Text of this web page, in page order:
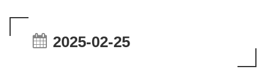
2025-02-25